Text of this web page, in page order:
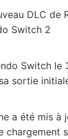
DLC de
Switch 2
Switch le
sortie
a été mis à
chargement